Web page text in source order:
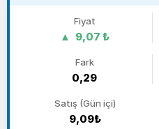
Fiyat
9,07 ₺
Fark
0,29
Satış (Gün içi)
9,09₺